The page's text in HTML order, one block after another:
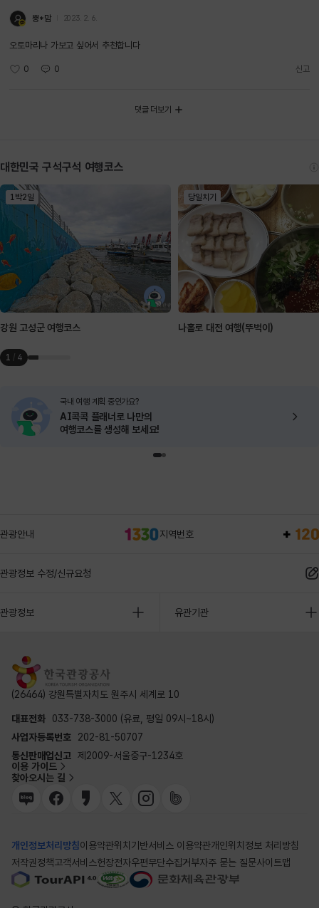
뿡*맘 2023. 2. 6.
오토마리나 가보고 싶어서 추천합니다
0 0 신고
댓글 더보기
대한민국 구석구석 여행코스
1박2일
강원 고성군 여행코스
당일치기
나홀로 대전 여행(뚜벅이)
1 / 4
국내 여행 계획 중인가요?
AI콕콕 플래너로 나만의
여행코스를 생성해 보세요!
관광안내 지역번호
관광정보 수정/신규요청
관광정보 유관기관
(26464) 강원특별자치도 원주시 세계로 10
대표전화
033-738-3000 (유료, 평일 09시~18시)
사업자등록번호
202-81-50707
통신판매업신고 제2009-서울중구-1234호
이용 가이드
찾아오시는 길
개인정보처리방침이용약관위치기반서비스 이용약관개인위치정보 처리방침
저작권정책고객서비스헌장전자우편무단수집거부자주 묻는 질문사이트맵